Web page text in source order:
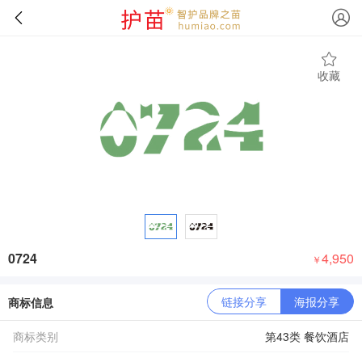
收藏
0724 ￥4,950
商标信息 链接分享 海报分享
商标类别
第43类 餐饮酒店